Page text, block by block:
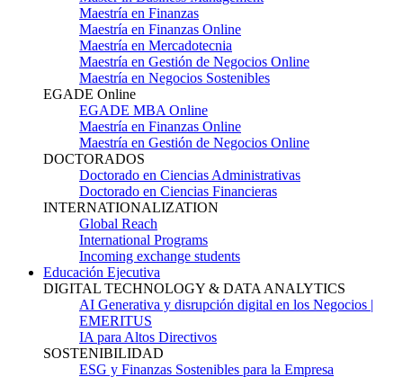
Maestría en Finanzas
Maestría en Finanzas Online
Maestría en Mercadotecnia
Maestría en Gestión de Negocios Online
Maestría en Negocios Sostenibles
EGADE Online
EGADE MBA Online
Maestría en Finanzas Online
Maestría en Gestión de Negocios Online
DOCTORADOS
Doctorado en Ciencias Administrativas
Doctorado en Ciencias Financieras
INTERNATIONALIZATION
Global Reach
International Programs
Incoming exchange students
Educación Ejecutiva
DIGITAL TECHNOLOGY & DATA ANALYTICS
AI Generativa y disrupción digital en los Negocios |
EMERITUS
IA para Altos Directivos
SOSTENIBILIDAD
ESG y Finanzas Sostenibles para la Empresa